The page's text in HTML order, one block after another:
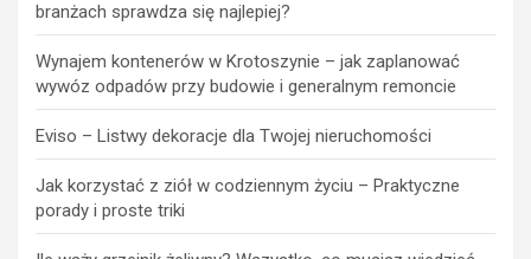
branżach sprawdza się najlepiej?
Wynajem kontenerów w Krotoszynie – jak zaplanować
wywóz odpadów przy budowie i generalnym remoncie
Eviso – Listwy dekoracje dla Twojej nieruchomości
Jak korzystać z ziół w codziennym życiu – Praktyczne
porady i proste triki